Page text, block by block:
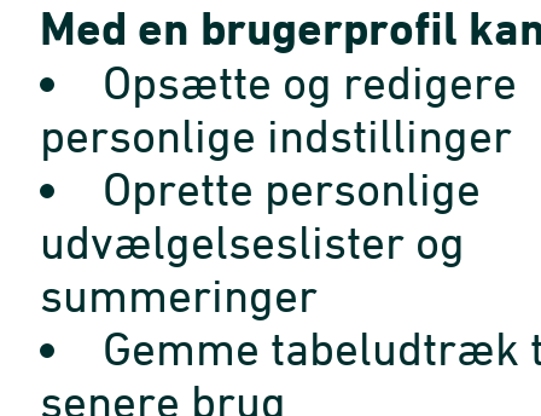
Med en brugerprofil
Opsætte og redigere
personlige indstillinger
Oprette personlige
udvælgelseslister og
summeringer
Gemme tabeludtræk
senere brug